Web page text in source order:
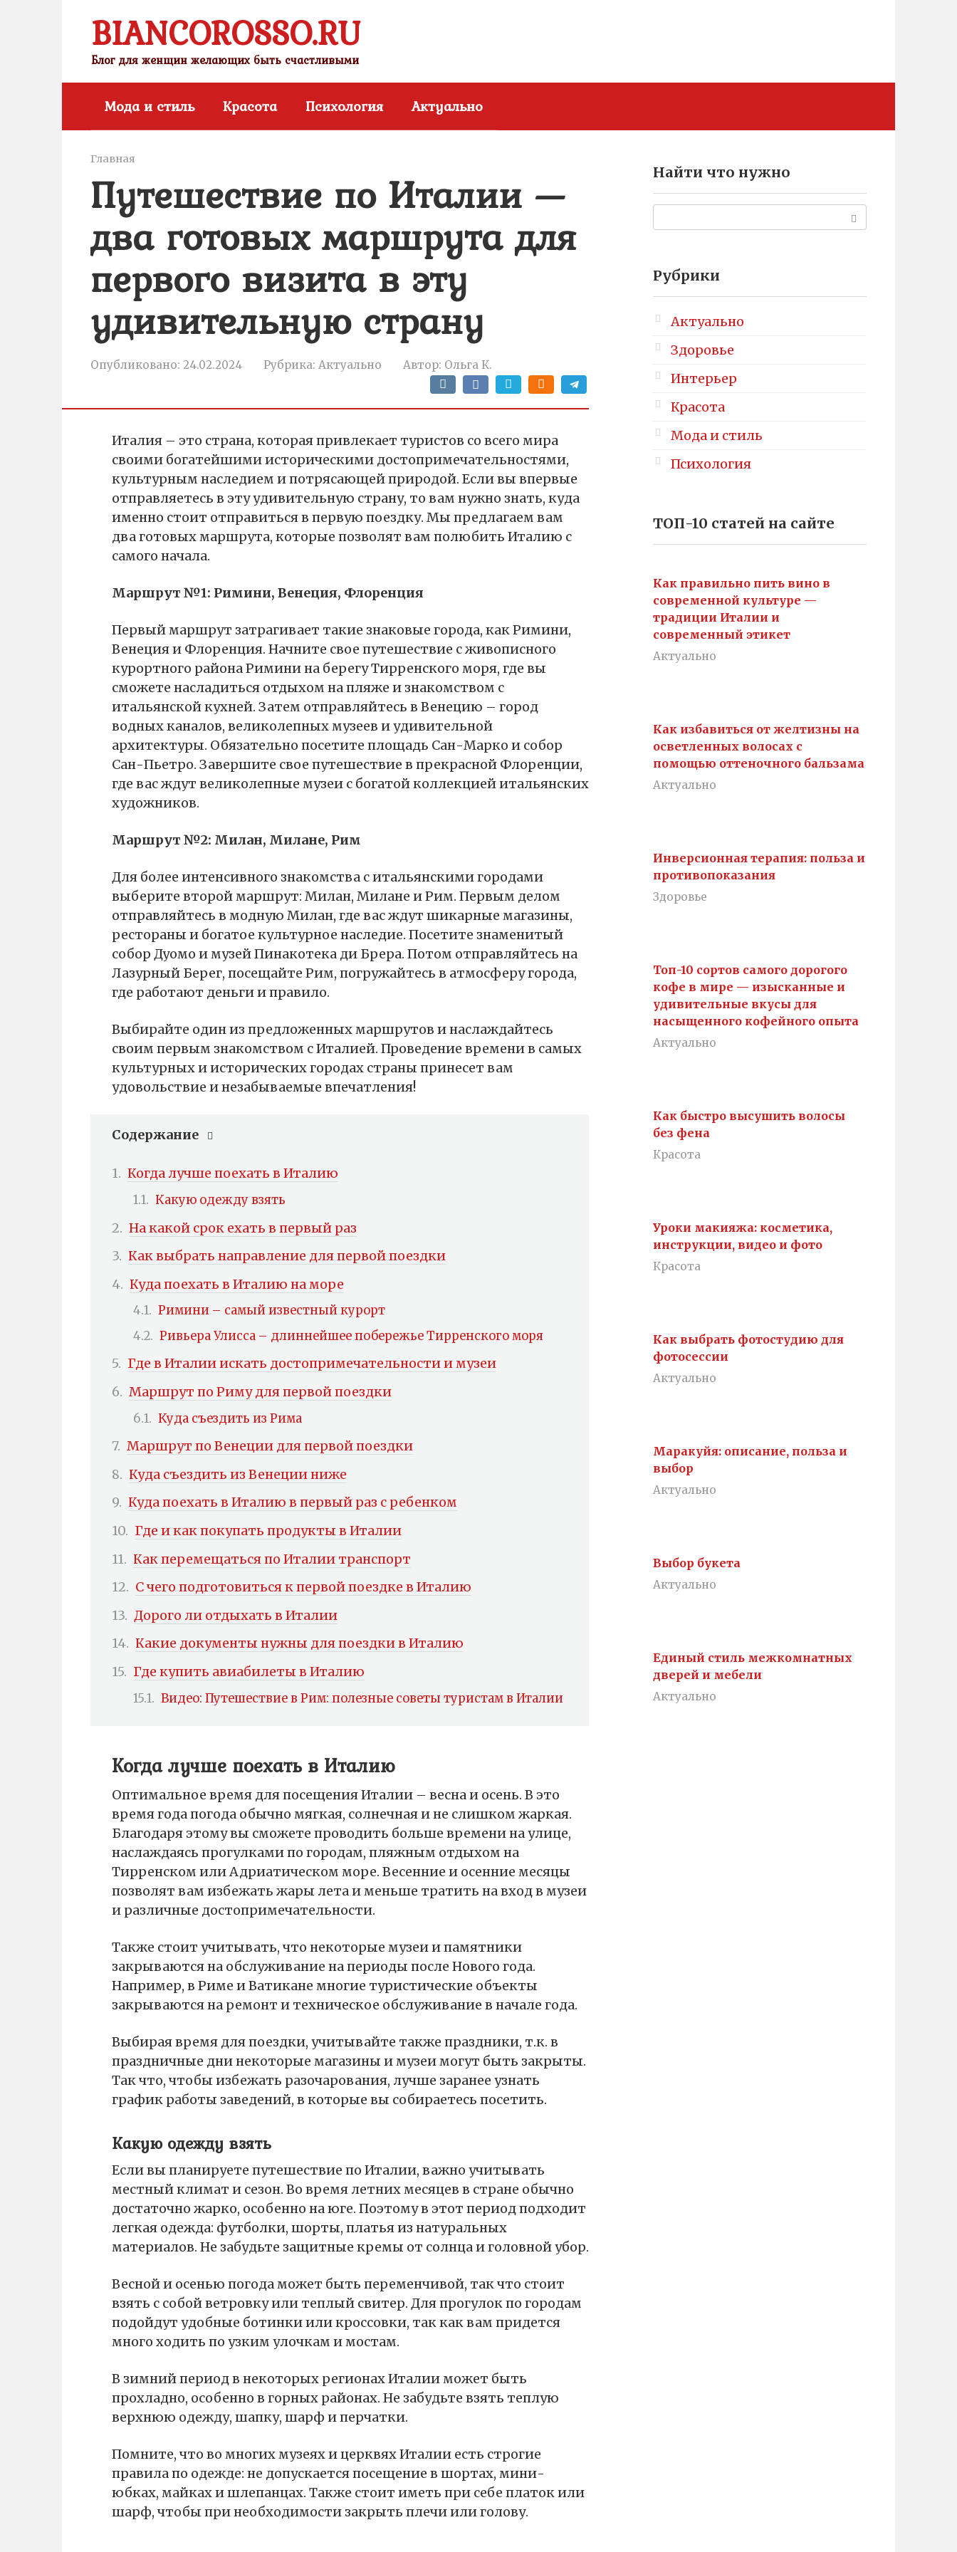
BIANCOROSSO.RU
Блог для женщин желающих быть счастливыми
Мода и стиль Красота Психология Актуально
Главная
Путешествие по Италии —
два готовых маршрута для
первого визита в эту
удивительную страну
Опубликовано: 24.02.2024 Рубрика: Актуально Автор: Ольга К.
Италия – это страна, которая привлекает туристов со всего мира
своими богатейшими историческими достопримечательностями,
культурным наследием и потрясающей природой. Если вы впервые
отправляетесь в эту удивительную страну, то вам нужно знать, куда
именно стоит отправиться в первую поездку. Мы предлагаем вам
два готовых маршрута, которые позволят вам полюбить Италию с
самого начала.
Маршрут №1: Римини, Венеция, Флоренция
Первый маршрут затрагивает такие знаковые города, как Римини,
Венеция и Флоренция. Начните свое путешествие с живописного
курортного района Римини на берегу Тирренского моря, где вы
сможете насладиться отдыхом на пляже и знакомством с
итальянской кухней. Затем отправляйтесь в Венецию – город
водных каналов, великолепных музеев и удивительной
архитектуры. Обязательно посетите площадь Сан-Марко и собор
Сан-Пьетро. Завершите свое путешествие в прекрасной Флоренции,
где вас ждут великолепные музеи с богатой коллекцией итальянских
художников.
Маршрут №2: Милан, Милане, Рим
Для более интенсивного знакомства с итальянскими городами
выберите второй маршрут: Милан, Милане и Рим. Первым делом
отправляйтесь в модную Милан, где вас ждут шикарные магазины,
рестораны и богатое культурное наследие. Посетите знаменитый
собор Дуомо и музей Пинакотека ди Брера. Потом отправляйтесь на
Лазурный Берег, посещайте Рим, погружайтесь в атмосферу города,
где работают деньги и правило.
Выбирайте один из предложенных маршрутов и наслаждайтесь
своим первым знакомством с Италией. Проведение времени в самых
культурных и исторических городах страны принесет вам
удовольствие и незабываемые впечатления!
Содержание
Когда лучше поехать в Италию
Какую одежду взять
На какой срок ехать в первый раз
Как выбрать направление для первой поездки
Куда поехать в Италию на море
Римини – самый известный курорт
Ривьера Улисса – длиннейшее побережье Тирренского моря
Где в Италии искать достопримечательности и музеи
Маршрут по Риму для первой поездки
Куда съездить из Рима
Маршрут по Венеции для первой поездки
Куда съездить из Венеции ниже
Куда поехать в Италию в первый раз с ребенком
Где и как покупать продукты в Италии
Как перемещаться по Италии транспорт
С чего подготовиться к первой поездке в Италию
Дорого ли отдыхать в Италии
Какие документы нужны для поездки в Италию
Где купить авиабилеты в Италию
Видео: Путешествие в Рим: полезные советы туристам в Италии
Когда лучше поехать в Италию
Оптимальное время для посещения Италии – весна и осень. В это
время года погода обычно мягкая, солнечная и не слишком жаркая.
Благодаря этому вы сможете проводить больше времени на улице,
наслаждаясь прогулками по городам, пляжным отдыхом на
Тирренском или Адриатическом море. Весенние и осенние месяцы
позволят вам избежать жары лета и меньше тратить на вход в музеи
и различные достопримечательности.
Также стоит учитывать, что некоторые музеи и памятники
закрываются на обслуживание на периоды после Нового года.
Например, в Риме и Ватикане многие туристические объекты
закрываются на ремонт и техническое обслуживание в начале года.
Выбирая время для поездки, учитывайте также праздники, т.к. в
праздничные дни некоторые магазины и музеи могут быть закрыты.
Так что, чтобы избежать разочарования, лучше заранее узнать
график работы заведений, в которые вы собираетесь посетить.
Какую одежду взять
Если вы планируете путешествие по Италии, важно учитывать
местный климат и сезон. Во время летних месяцев в стране обычно
достаточно жарко, особенно на юге. Поэтому в этот период подходит
легкая одежда: футболки, шорты, платья из натуральных
материалов. Не забудьте защитные кремы от солнца и головной убор.
Весной и осенью погода может быть переменчивой, так что стоит
взять с собой ветровку или теплый свитер. Для прогулок по городам
подойдут удобные ботинки или кроссовки, так как вам придется
много ходить по узким улочкам и мостам.
В зимний период в некоторых регионах Италии может быть
прохладно, особенно в горных районах. Не забудьте взять теплую
верхнюю одежду, шапку, шарф и перчатки.
Помните, что во многих музеях и церквях Италии есть строгие
правила по одежде: не допускается посещение в шортах, мини-
юбках, майках и шлепанцах. Также стоит иметь при себе платок или
шарф, чтобы при необходимости закрыть плечи или голову.
Найти что нужно
Рубрики
Актуально
Здоровье
Интерьер
Красота
Мода и стиль
Психология
ТОП-10 статей на сайте
Как правильно пить вино в
современной культуре —
традиции Италии и
современный этикет
Актуально
Как избавиться от желтизны на
осветленных волосах с
помощью оттеночного бальзама
Актуально
Инверсионная терапия: польза и
противопоказания
Здоровье
Топ-10 сортов самого дорогого
кофе в мире — изысканные и
удивительные вкусы для
насыщенного кофейного опыта
Актуально
Как быстро высушить волосы
без фена
Красота
Уроки макияжа: косметика,
инструкции, видео и фото
Красота
Как выбрать фотостудию для
фотосессии
Актуально
Маракуйя: описание, польза и
выбор
Актуально
Выбор букета
Актуально
Единый стиль межкомнатных
дверей и мебели
Актуально